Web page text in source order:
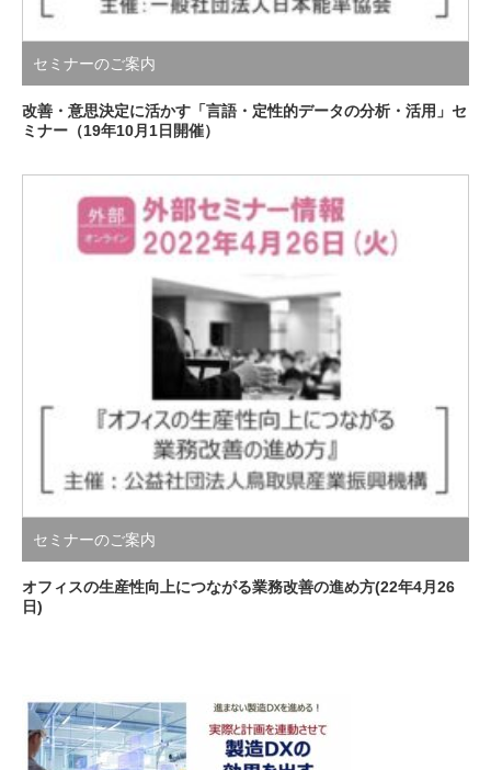
セミナーのご案内
改善・意思決定に活かす「言語・定性的データの分析・活用」セ
ミナー（19年10月1日開催）
セミナーのご案内
オフィスの生産性向上につながる業務改善の進め方(22年4月26
日)